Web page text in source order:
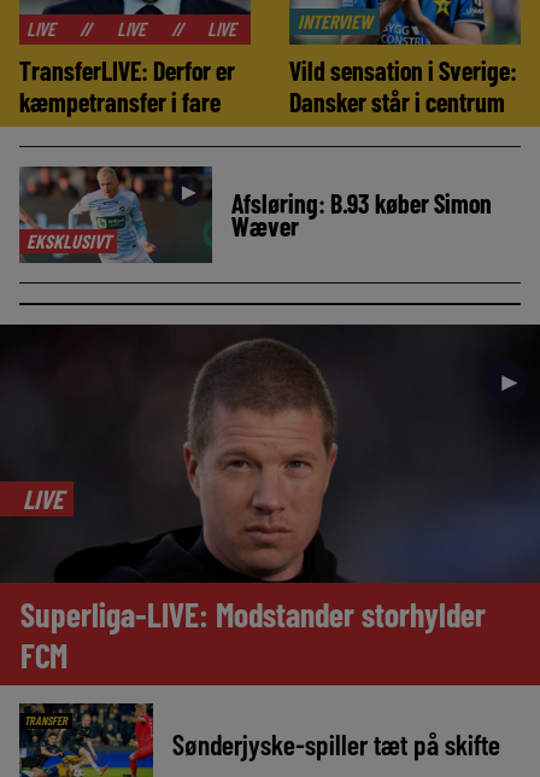
LIVE LIVE LIVE LIVE // LIVE // LIVE
TransferLIVE: Derfor er
kæmpetransfer i fare
INTERVIEW
Vild sensation i Sverige:
Dansker står i centrum
EKSKLUSIVT
► Afsløring: B.93 køber Simon
Wæver
►
LIVE
Superliga-LIVE: Modstander storhylder
FCM
TRANSFER
Sønderjyske-spiller tæt på skifte